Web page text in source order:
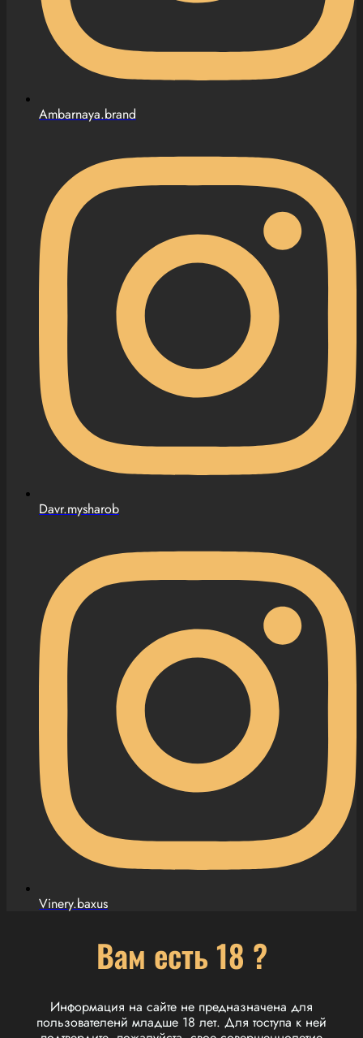
Ambarnaya.brand
Davr.mysharob
Vinery.baxus
Вам есть 18 ?
Информация на сайте не предназначена для
пользователенй младше 18 лет. Для тоступа к ней